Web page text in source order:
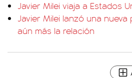
Javier Milei viaja a Estados
Javier Milei lanzó una
aún más la relación